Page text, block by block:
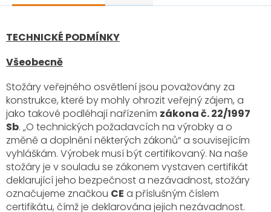
TECHNICKÉ PODMÍNKY
Všeobecně
Stožáry veřejného osvětlení jsou považovány za
konstrukce, které by mohly ohrozit veřejný zájem, a
jako takové podléhají nařízením zákona č. 22/1997
Sb. „O technických požadavcích na výrobky a o
změně a doplnění některých zákonů“ a souvisejícím
vyhláškám. Výrobek musí být certifikovaný. Na naše
stožáry je v souladu se zákonem vystaven certifikát
deklarující jeho bezpečnost a nezávadnost, stožáry
označujeme značkou CE a příslušným číslem
certifikátu, čímž je deklarována jejich nezávadnost.